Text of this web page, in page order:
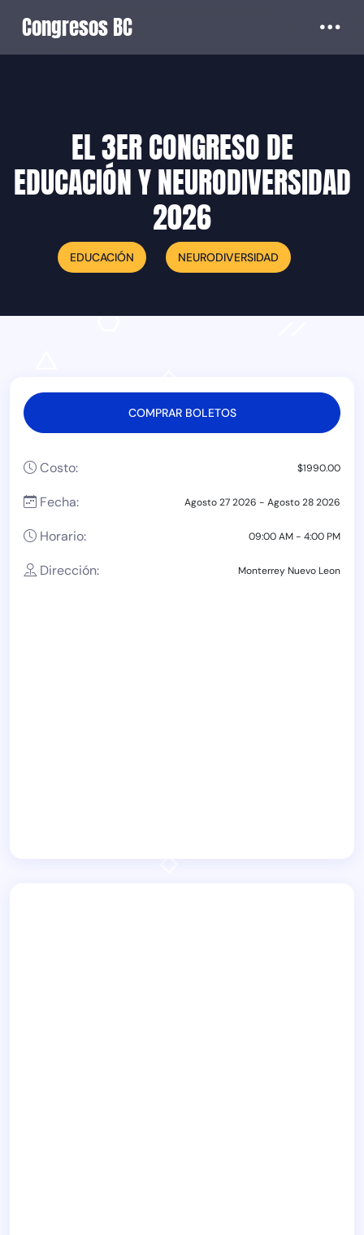
Congresos BC
EL 3ER CONGRESO DE
EDUCACIÓN Y NEURODIVERSIDAD
2026
EDUCACIÓN NEURODIVERSIDAD
COMPRAR BOLETOS
Costo: $1990.00
Fecha: Agosto 27 2026 - Agosto 28 2026
Horario: 09:00 AM - 4:00 PM
Dirección: Monterrey Nuevo Leon